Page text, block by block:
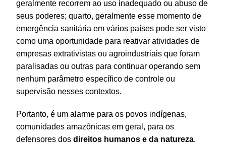
geralmente recorrem ao uso inadequado ou abuso de
seus poderes; quarto, geralmente esse momento de
emergência sanitária em vários países pode ser visto
como uma oportunidade para reativar atividades de
empresas extrativistas ou agroindustriais que foram
paralisadas ou outras para continuar operando sem
nenhum parâmetro específico de controle ou
supervisão nesses contextos.
Portanto, é um alarme para os povos indígenas,
comunidades amazônicas em geral, para os
defensores dosdireitos humanos e da natureza.